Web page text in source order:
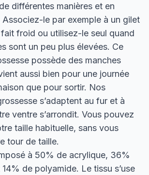
différentes manières et en
le par exemple à un gilet
froid ou utilisez-le seul quand
sont un peu plus élevées. Ce
possède des manches
aussi bien pour une journée
que pour sortir. Nos
s’adaptent au fur et à
ventre s’arrondit. Vous pouvez
taille habituelle, sans vous
tour de taille.
à 50% de acrylique, 36%
de polyamide. Le tissu s’use